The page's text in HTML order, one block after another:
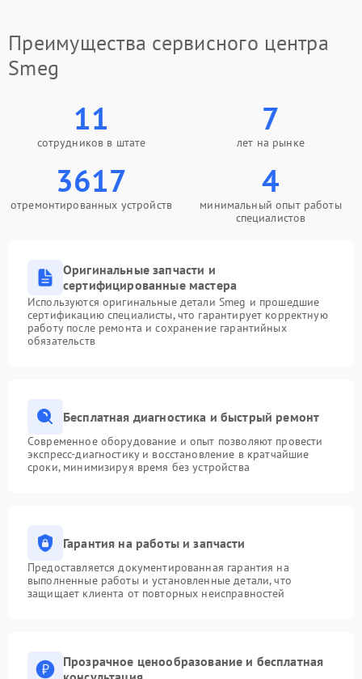
Преимущества сервисного центра
Smeg
11
сотрудников в штате
7
лет на рынке
3617
отремонтированных устройств
4
минимальный опыт работы
специалистов
Оригинальные запчасти и
сертифицированные мастера
Используются оригинальные детали Smeg и прошедшие
сертификацию специалисты, что гарантирует корректную
работу после ремонта и сохранение гарантийных
обязательств
Бесплатная диагностика и быстрый ремонт
Современное оборудование и опыт позволяют провести
экспресс-диагностику и восстановление в кратчайшие
сроки, минимизируя время без устройства
Гарантия на работы и запчасти
Предоставляется документированная гарантия на
выполненные работы и установленные детали, что
защищает клиента от повторных неисправностей
Прозрачное ценообразование и бесплатная